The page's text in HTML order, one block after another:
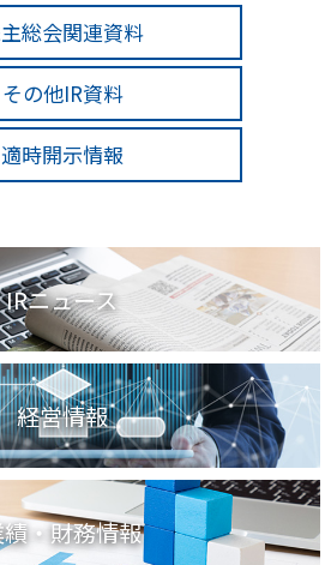
総会関連資料
その他IR資料
適時開示情報
IRニュース
経営情報
・財務情報